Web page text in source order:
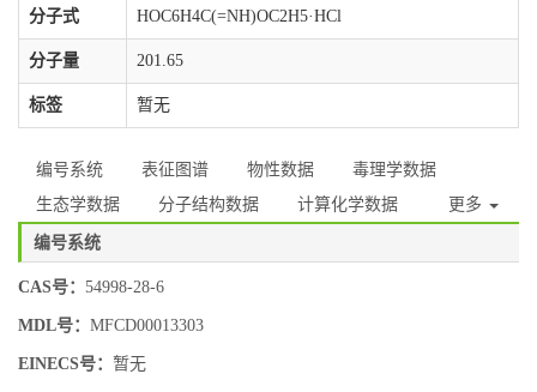
分子式 HOC6H4C(=NH)OC2H5·HCl
分子量 201.65
标签 暂无
编号系统 表征图谱 物性数据
毒理学数据
生态学数据
分子结构数据 计算化学数据 更多
编号系统
CAS号： 54998-28-6
MDL号： MFCD00013303
EINECS号： 暂无